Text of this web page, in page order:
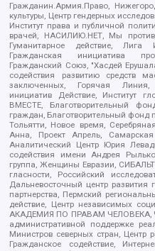
Гражданин.Армия.Право,
культуры, Центр гендерных
Институт права и публичной
врачей, НАСИЛИЮ.НЕТ, Мы
Гуманитарное действие, Лига
Гражданская инициатива
Гражданский Союз, "Хасдей
содействия развитию средств
заключенных, Горячая Линия,
инициатив Действие, Институт
ВМЕСТЕ, Благотворительный
граждан, Благотворительный
Тольятти, Новое время,
Анна, Проект Апрель,
Аналитический Центр Юрия
содействия имени Андрея
группа, Женщины Евразии,
гласности, Российский
Дальневосточный центр развития
партнерства, Пермский
действие, Центр независимых
АКАДЕМИЯ ПО ПРАВАМ ЧЕЛОВЕКА,
административной поддержке
Министров северных стран, Центр
Гражданское содействие,